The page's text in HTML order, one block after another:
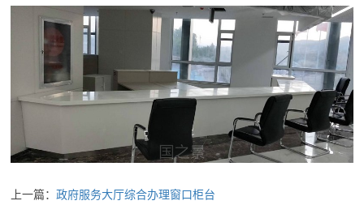
上一篇：政府服务大厅综合办理窗口柜台